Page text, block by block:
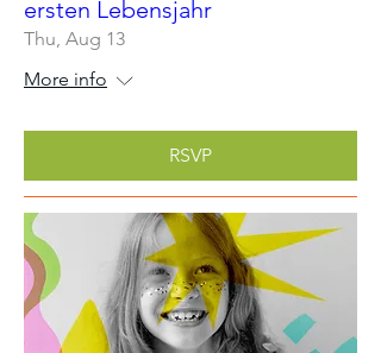
ersten Lebensjahr
Thu, Aug 13
More info
RSVP